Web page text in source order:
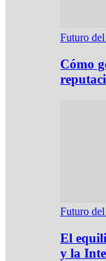
Futuro
Cómo
Futuro
El
y la